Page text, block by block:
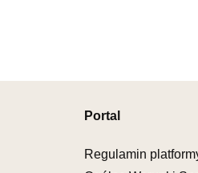
Nr tel.67-
Portal
Regulamin